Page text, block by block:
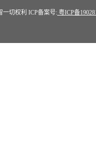
切权利 ICP备案号: 粤ICP备